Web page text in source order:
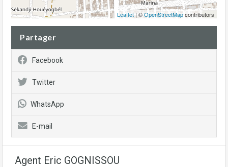
Leaflet| ©OpenStreetMapcontributors
Partager
Facebook
Twitter
WhatsApp
E-mail
Agent Eric GOGNISSOU